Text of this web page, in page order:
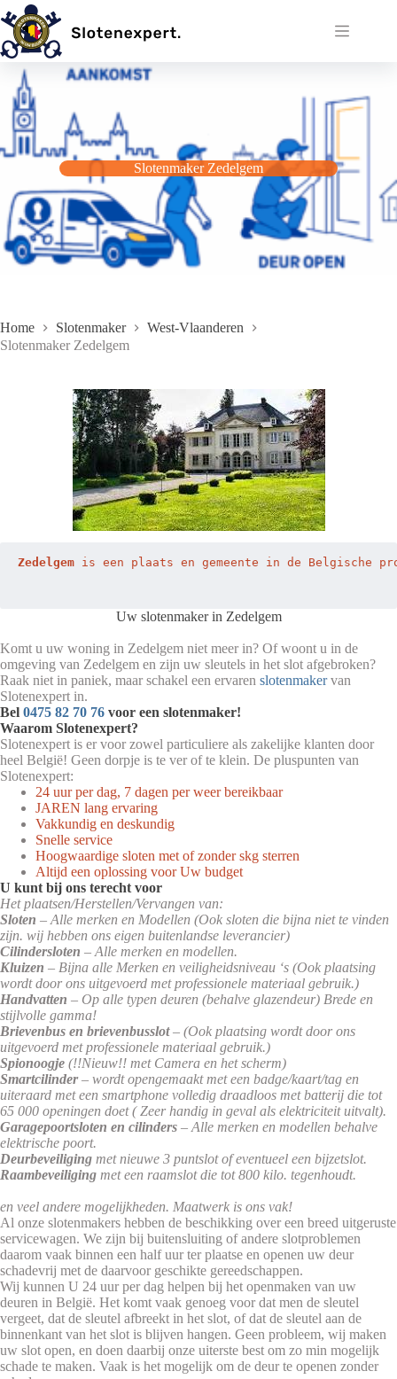
naar
de
inhoud
Slotenmaker Zedelgem
Home Slotenmaker
West-Vlaanderen
Slotenmaker Zedelgem
Zedelgem is een plaats en gemeente in de Belgische
Uw slotenmaker in Zedelgem
Komt u uw woning in Zedelgem niet meer in? Of woont u in de
omgeving van Zedelgem en zijn uw sleutels in het slot afgebroken?
Raak niet in paniek, maar schakel een ervaren slotenmakervan
Slotenexpert in.
Bel 0475 82 70 76 voor een slotenmaker!
Waarom Slotenexpert?
Slotenexpert is er voor zowel particuliere als zakelijke klanten door
heel België! Geen dorpje is te ver of te klein. De pluspunten van
Slotenexpert:
24 uur per dag, 7 dagen per weer bereikbaar
JAREN lang ervaring
Vakkundig en deskundig
Snelle service
Hoogwaardige sloten met of zonder skg sterren
Altijd een oplossing voor Uw budget
U kunt bij ons terecht voor
Het plaatsen/Herstellen/Vervangen van:
Sloten – Alle merken en Modellen (Ook sloten die bijna niet te vinden
zijn. wij hebben ons eigen buitenlandse leverancier)
Cilindersloten – Alle merken en modellen.
Kluizen – Bijna alle Merken en veiligheidsniveau ‘s (Ook plaatsing
wordt door ons uitgevoerd met professionele materiaal gebruik.)
Handvatten – Op alle typen deuren (behalve glazendeur) Brede en
stijlvolle gamma!
Brievenbus en brievenbusslot– (Ook plaatsing wordt door ons
uitgevoerd met professionele materiaal gebruik.)
Spionoogje (!!Nieuw!! met Camera en het scherm)
Smartcilinder– wordt opengemaakt met een badge/kaart/tag en
uiteraard met een smartphone volledig draadloos met batterij die tot
65 000 openingen doet ( Zeer handig in geval als elektriciteit uitvalt).
Garagepoortsloten en cilinders – Alle merken en modellen behalve
elektrische poort.
Deurbeveiliging met nieuwe 3 puntslot of eventueel een bijzetslot.
Raambeveiliging met een raamslot die tot 800 kilo. tegenhoudt.
en veel andere mogelijkheden. Maatwerk is ons vak!
Al onze slotenmakers hebben de beschikking over een breed uitgeruste
servicewagen. We zijn bij buitensluiting of andere slotproblemen
daarom vaak binnen een half uur ter plaatse en openen uw deur
schadevrij met de daarvoor geschikte gereedschappen.
Wij kunnen U 24 uur per dag helpen bij het openmaken van uw
deuren in België. Het komt vaak genoeg voor dat men de sleutel
vergeet, dat de sleutel afbreekt in het slot, of dat de sleutel aan de
binnenkant van het slot is blijven hangen. Geen probleem, wij maken
uw slot open, en doen daarbij onze uiterste best om zo min mogelijk
schade te maken. Vaak is het mogelijk om de deur te openen zonder